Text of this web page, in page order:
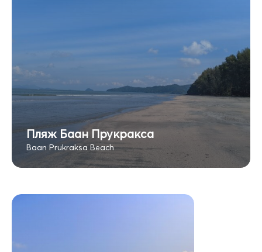
Пляж Баан Прукракса
Baan Prukraksa Beach